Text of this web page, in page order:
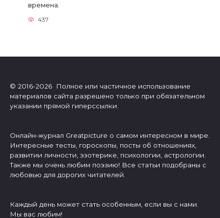
времена.
437
© 2016-2026 Полное или частичное использование
материалов сайта разрешено только при обязательном
указании прямой гиперссылки.
Онлайн-журнал Greatpicture о самом интересном в мире.
Интересные тесты, гороскопы, посты об отношениях,
развитии личности, эзотерике, психологии, астрологии.
Также мы очень любим поэзию! Все статьи подобраны с
любовью для дорогих читателей.
Каждый день может стать особенным, если вы с нами.
Мы вас любим!